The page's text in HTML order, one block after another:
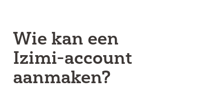
Wie kan een
Izimi-account
aanmaken?